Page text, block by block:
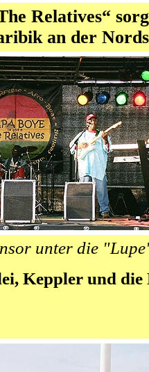
Relatives“
an der
unter die
Keppler und